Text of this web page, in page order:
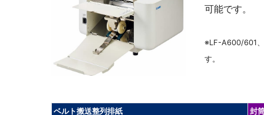
可能です。
※LF-A600/601
す。
ベルト搬送整列排紙 封
収納家具・ロッカー